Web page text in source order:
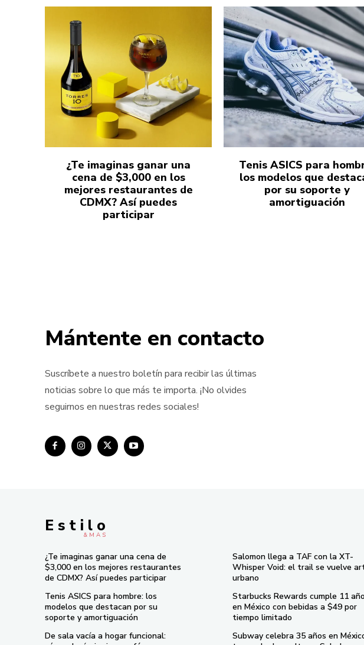
¿Te imaginas ganar una
cena de $3,000 en los
mejores restaurantes de
CDMX? Así puedes
participar
Tenis ASICS para
los modelos que
por su soporte y
amortiguación
Mántente en contacto
Suscríbete a nuestro boletín para recibir las últimas
noticias sobre lo que más te importa. ¡No olvides
seguirnos en nuestras redes sociales!
E s t i l o
& M À S
¿Te imaginas ganar una cena de
$3,000 en los mejores restaurantes
de CDMX? Así puedes participar
Tenis ASICS para hombre: los
modelos que destacan por su
soporte y amortiguación
De sala vacía a hogar funcional:
Salomon llega a TAF con la XT-
Whisper Void: el trail se vuelve
urbano
Starbucks Rewards cumple 11
en México con bebidas a $49 por
tiempo limitado
Subway celebra 35 años en